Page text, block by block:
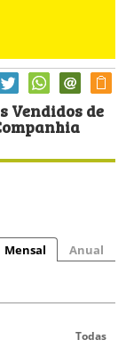
Vendidos de
Mensal Anual
Todas